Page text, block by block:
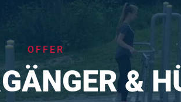
Schultertrainer Duo
Stepper
Skifahrer
Skifahrer Duo
OFFER
&